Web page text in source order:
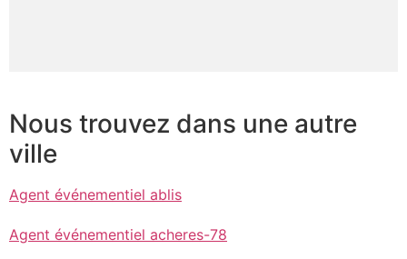
Nous trouvez dans une autre
ville
Agent événementiel ablis
Agent événementiel acheres-78